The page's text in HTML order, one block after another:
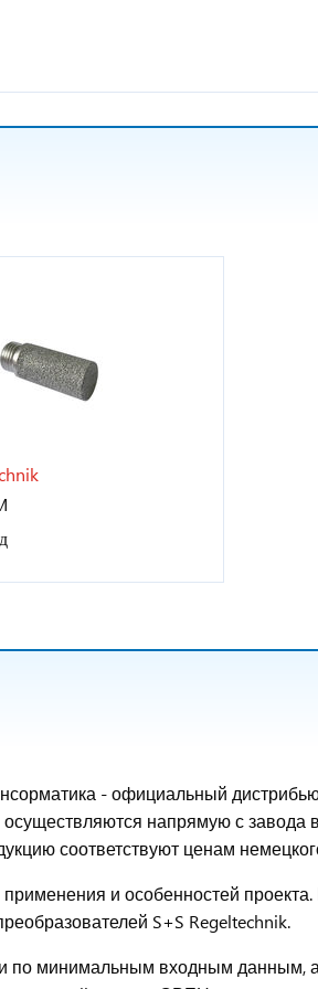
- официальный
осуществляются напрямую с завода
соответствуют ценам
применения и особенностей
S+S Regeltechnik.
по минимальным входным данным,